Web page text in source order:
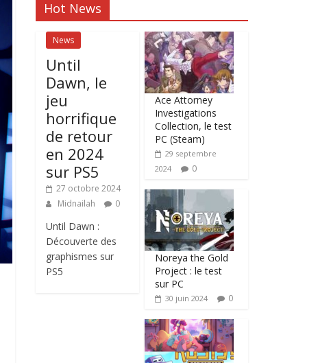
Hot News
News
Until
Dawn, le
jeu
horrifique
de retour
en 2024
sur PS5
27 octobre 2024
Midnailah
0
Until Dawn :
Découverte des
graphismes sur
PS5
Ace Attorney
Investigations
Collection, le test
PC (Steam)
29 septembre
2024
0
Noreya the Gold
Project : le test
sur PC
30 juin 2024 0